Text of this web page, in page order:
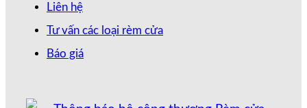
Liên hệ
Tư vấn các loại rèm cửa
Báo giá